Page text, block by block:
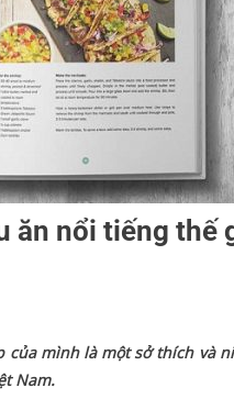
ăn nổi tiếng thế
mình là một sở thích và
Nam.